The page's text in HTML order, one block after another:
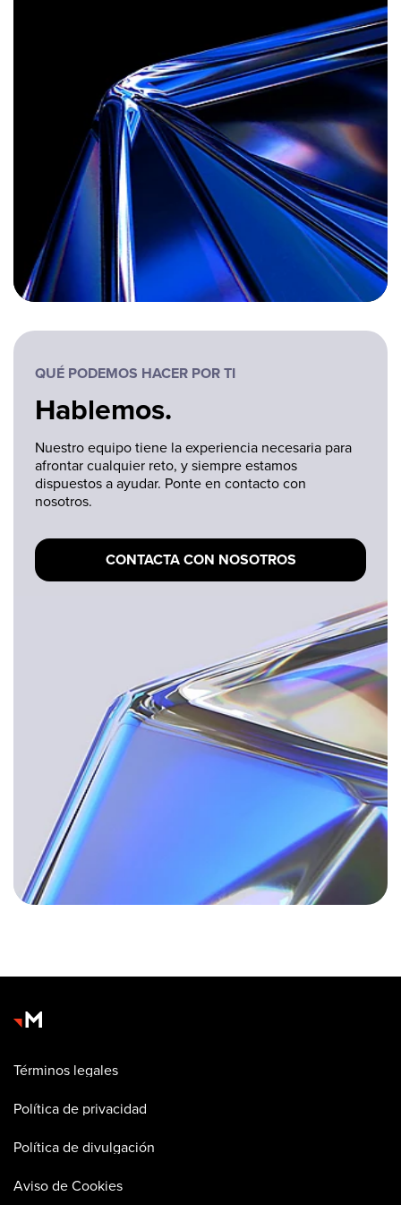
QUÉ PODEMOS HACER POR TI
Hablemos.
Nuestro equipo tiene la experiencia necesaria para
afrontar cualquier reto, y siempre estamos
dispuestos a ayudar. Ponte en contacto con
nosotros.
CONTACTA CON NOSOTROS
Términos legales
Política de privacidad
Política de divulgación
Aviso de Cookies